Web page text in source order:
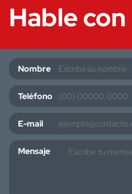
Hable
Nombre
Teléfono
E-mail
Mensaje